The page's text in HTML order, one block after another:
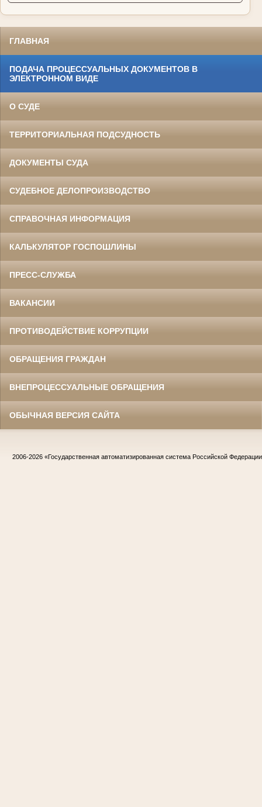
ГЛАВНАЯ
ПОДАЧА ПРОЦЕССУАЛЬНЫХ ДОКУМЕНТОВ В
ЭЛЕКТРОННОМ ВИДЕ
О СУДЕ
ТЕРРИТОРИАЛЬНАЯ ПОДСУДНОСТЬ
ДОКУМЕНТЫ СУДА
СУДЕБНОЕ ДЕЛОПРОИЗВОДСТВО
СПРАВОЧНАЯ ИНФОРМАЦИЯ
КАЛЬКУЛЯТОР ГОСПОШЛИНЫ
ПРЕСС-СЛУЖБА
ВАКАНСИИ
ПРОТИВОДЕЙСТВИЕ КОРРУПЦИИ
ОБРАЩЕНИЯ ГРАЖДАН
ВНЕПРОЦЕССУАЛЬНЫЕ ОБРАЩЕНИЯ
ОБЫЧНАЯ ВЕРСИЯ САЙТА
2006-2026 «Государственная автоматизированная система Российской